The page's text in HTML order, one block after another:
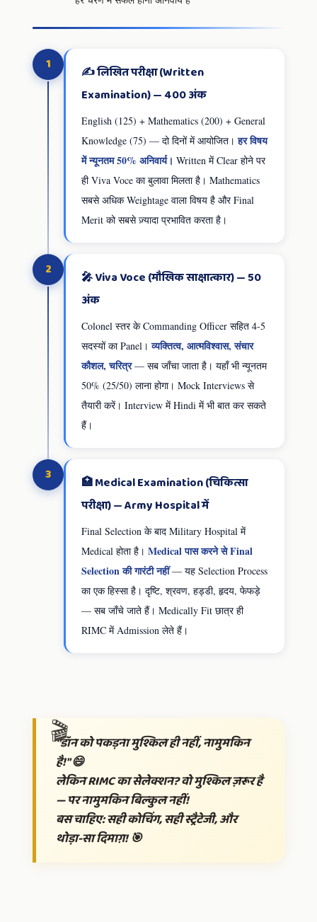
1
✍️ लिखित परीक्षा (Written
Examination) — 400 अंक
English (125) + Mathematics (200) + General
Knowledge (75) — दो दिनों में आयोजित।हर विषय
में न्यूनतम 50% अनिवार्य। Written में Clear होने पर
ही Viva Voce का बुलावा मिलता है। Mathematics
सबसे अधिक Weightage वाला विषय है और Final
Merit को सबसे ज़्यादा प्रभावित करता है।
2
🎤 Viva Voce (मौखिक साक्षात्कार) — 50
अंक
Colonel स्तर के Commanding Officer सहित 4-5
सदस्यों का Panel।व्यक्तित्व, आत्मविश्वास, संचार
कौशल, चरित्र— सब जाँचा जाता है। यहाँ भी न्यूनतम
50% (25/50) लाना होगा। Mock Interviews से
तैयारी करें। Interview में Hindi में भी बात कर सकते
हैं।
3
🏥 Medical Examination (चिकित्सा
परीक्षा) — Army Hospital में
Final Selection के बाद Military Hospital में
Medical होता है। Medical पास करने से Final
Selection की गारंटी नहीं— यह Selection Process
का एक हिस्सा है। दृष्टि, श्रवण, हड्डी, हृदय, फेफड़े
— सब जाँचे जाते हैं। Medically Fit छात्र ही
RIMC में Admission लेते हैं।
"डॉन को पकड़ना मुश्किल ही नहीं, नामुमकिन
है!" 😄
लेकिन RIMC का सेलेक्शन? वोमुश्किल ज़रूर है
— पर नामुमकिन बिल्कुल नहीं!
बस चाहिए: सही कोचिंग, सही स्ट्रैटेजी, और
थोड़ा-सा दिमाग़! 🎯